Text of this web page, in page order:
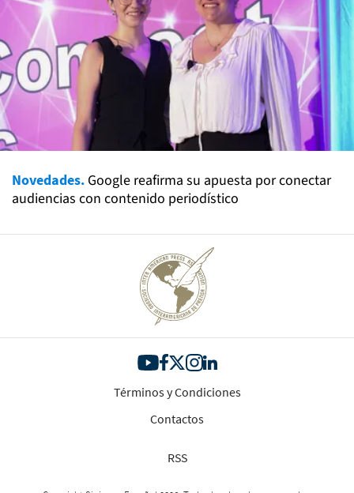
Novedades. Google reafirma su apuesta por conectar
audiencias con contenido periodístico
Términos y Condiciones
Contactos
RSS